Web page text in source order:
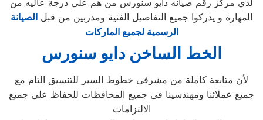
المهارة و يدركوا جميع التفاصيل الفنية ومدربين من قبل الصيانة
الرسمية لجميع الماركات
الخط الساخن دايو سنورس
لأن متابعة كاملة من مشرفى خطوط السير للتنسيق التام مع
جميع عملائنا ومهندسينا فى جميع المحافظات للحفاظ على جميع
الالتزامات